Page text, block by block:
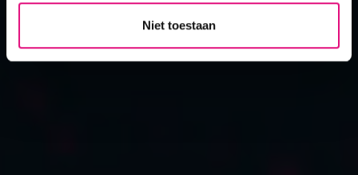
Niet toestaan